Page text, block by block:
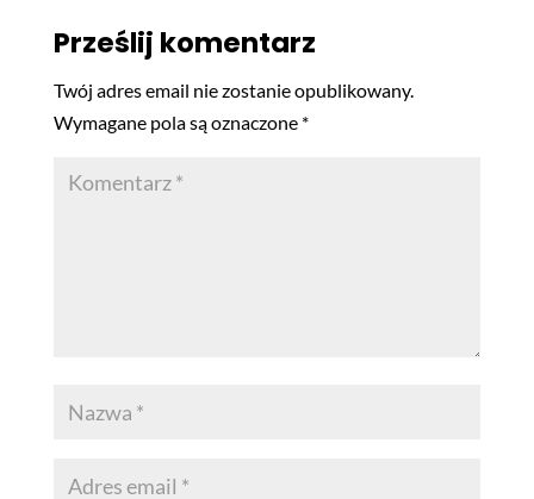
Prześlij komentarz
Twój adres email nie zostanie opublikowany.
Wymagane pola są oznaczone *